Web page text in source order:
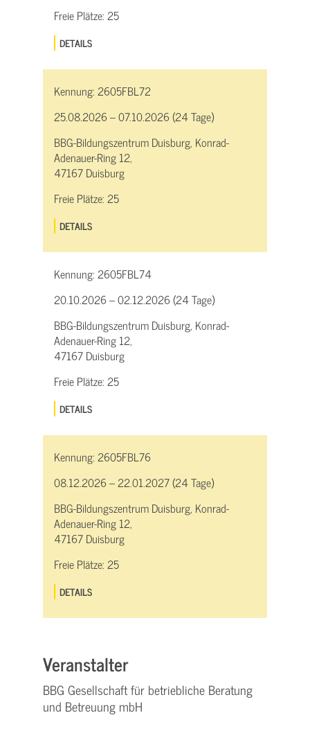
Freie Plätze:25
DETAILS
Kennung:2605FBL72
25.08.2026 – 07.10.2026 (24 Tage)
BBG-Bildungszentrum Duisburg, Konrad-
Adenauer-Ring 12,
47167 Duisburg
Freie Plätze:25
DETAILS
Kennung:2605FBL74
20.10.2026 – 02.12.2026 (24 Tage)
BBG-Bildungszentrum Duisburg, Konrad-
Adenauer-Ring 12,
47167 Duisburg
Freie Plätze:25
DETAILS
Kennung:2605FBL76
08.12.2026 – 22.01.2027 (24 Tage)
BBG-Bildungszentrum Duisburg, Konrad-
Adenauer-Ring 12,
47167 Duisburg
Freie Plätze:25
DETAILS
Veranstalter
BBG Gesellschaft für betriebliche Beratung
und Betreuung mbH